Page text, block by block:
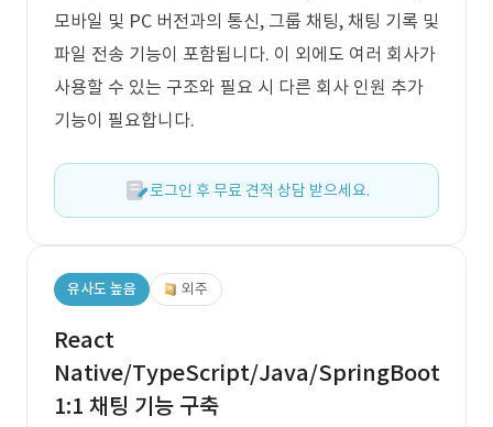
모바일 및 PC 버전과의 통신, 그룹 채팅, 채팅 기록 및
파일 전송 기능이 포함됩니다. 이 외에도 여러 회사가
사용할 수 있는 구조와 필요 시 다른 회사 인원 추가
기능이 필요합니다.
로그인 후 무료 견적 상담 받으세요.
유사도 높음 외주
React
Native/TypeScript/Java/SpringBoot
1:1 채팅 기능 구축